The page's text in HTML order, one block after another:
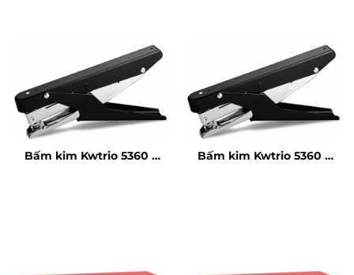
Bấm kim Kwtrio 5360 –
Bấm kim Kwtrio 5360 –